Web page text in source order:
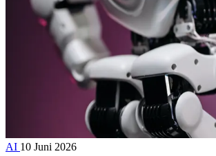
AI 10 Juni 2026